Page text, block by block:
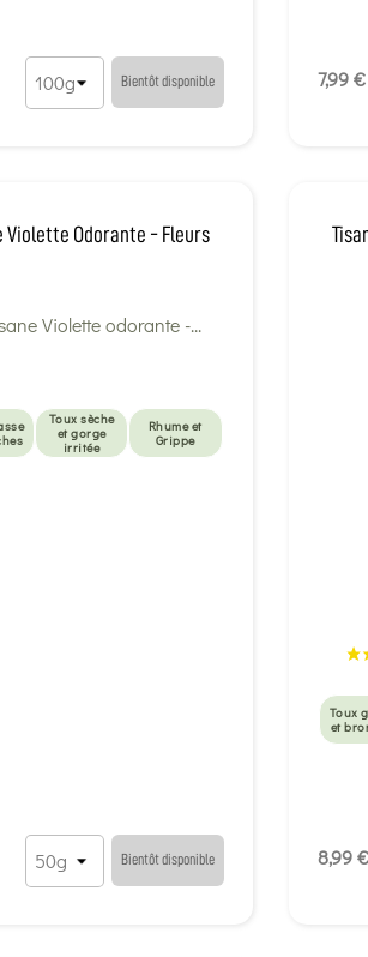
Bientôt disponible 7,99 €
Violette Odorante - Fleurs
Toux sèche
et gorge
irritée
Rhume et
Grippe
Bientôt disponible
Toux
et
8,99 €